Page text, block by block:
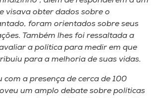
visava obter dados sobre o
foram orientados sobre seus
Também lhes foi ressaltada a
a política para medir em que
para a melhoria de suas vidas.
com a presença de cerca de 100
um amplo debate sobre políticas